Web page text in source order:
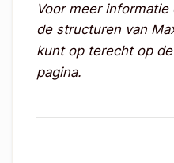
Voor meer
de structuren van
kunt op terecht op de
pagina.